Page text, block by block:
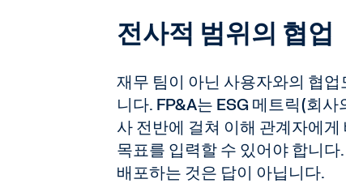
전사적 범위의 협업
재무 팀이 아닌 사용자와의 협
니다. FP&A는 ESG 메트릭(회
사 전반에 걸쳐 이해 관계자에
목표를 입력할 수 있어야 합니
배포하는 것은 답이 아닙니다.